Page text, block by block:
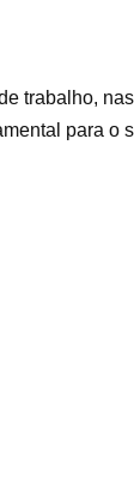
trabalho,
para o